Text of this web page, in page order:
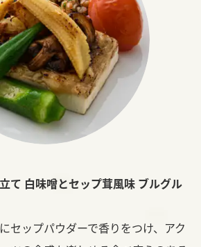
て 白味噌とセップ茸風味 ブルグル
セップパウダーで香りをつけ、アク